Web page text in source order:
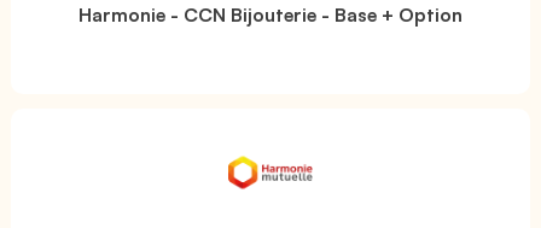
Harmonie - CCN Bijouterie - Base + Option